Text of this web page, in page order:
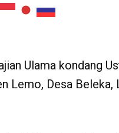
Ulama kondang
Lemo, Desa Beleka,